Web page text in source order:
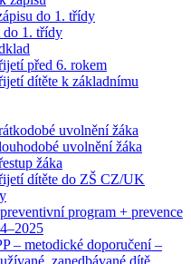
do 1. třídy
do 1. třídy
před 6. rokem
dítěte k základnímu
uvolnění žáka
uvolnění žáka
žáka
dítěte do ZŠ CZ/UK
program + prevence
– metodické doporučení –
zanedbávané dítě